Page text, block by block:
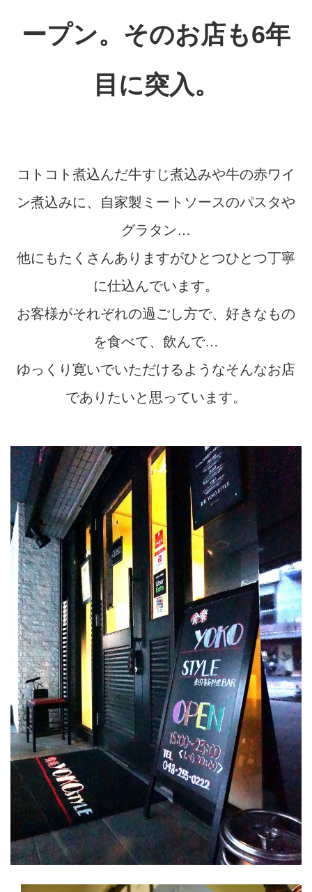
ープン。そのお店も6年
目に突入。
コトコト煮込んだ牛すじ煮込みや牛の赤ワイ
ン煮込みに、自家製ミートソースのパスタや
グラタン…
他にもたくさんありますがひとつひとつ丁寧
に仕込んでいます。
お客様がそれぞれの過ごし方で、好きなもの
を食べて、飲んで…
ゆっくり寛いでいただけるようなそんなお店
でありたいと思っています。